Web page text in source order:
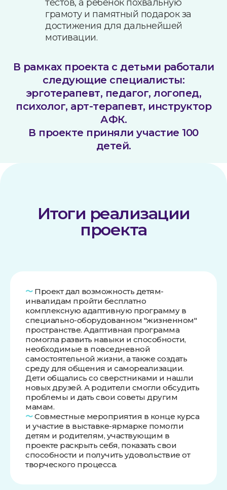
тестов, а ребёнок похвальную
грамоту и памятный подарок за
достижения для дальнейшей
мотивации.
В рамках проекта с детьми работали
следующие специалисты:
эрготерапевт, педагог, логопед,
психолог, арт-терапевт, инструктор
АФК.
В проекте приняли участие 100
детей.
Итоги реализации
проекта
〜 Проект дал возможность детям-
инвалидам пройти бесплатно
комплексную адаптивную программу в
специально-оборудованном "жизненном"
пространстве. Адаптивная программа
помогла развить навыки и способности,
необходимые в повседневной
самостоятельной жизни, а также создать
среду для общения и самореализации.
Дети общались со сверстниками и нашли
новых друзей. А родители смогли обсудить
проблемы и дать свои советы другим
мамам.
〜Совместные мероприятия в конце курса
и участие в выставке-ярмарке помогли
детям и родителям, участвующим в
проекте раскрыть себя, показать свои
способности и получить удовольствие от
творческого процесса.